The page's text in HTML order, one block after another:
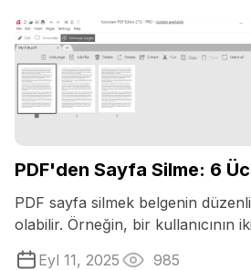
PDF'den Sayfa Silme: 6
PDF sayfa silmek belgenin düzenli
olabilir. Örneğin, bir kullanıcının
sürümler ...
Eyl 11, 2025 985